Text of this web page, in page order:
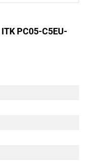
PC05-C5EU-